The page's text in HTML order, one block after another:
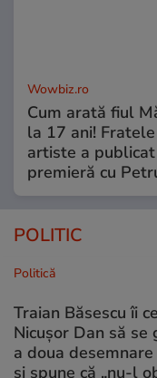
Wowbiz.ro
Cum arată fiul
la 17 ani!
artiste a
premieră cu
POLITIC
Politică
Traian Băsescu îi
Nicușor Dan să se
a doua
și spune că „nu-l